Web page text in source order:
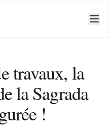
travaux, la
la Sagrada
!